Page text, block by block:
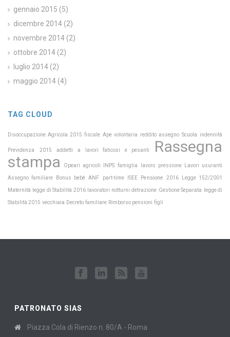
gennaio 2015 (5)
dicembre 2014 (2)
novembre 2014 (2)
ottobre 2014 (2)
luglio 2014 (2)
maggio 2014 (4)
TAG CLOUD
Disoccupazione Agricola 2015 fiscale Ape volontaria reddito assegno Scuola indennità
Previdenza 2015 addetti a lavori faticosi e pesanti
Rassegna
stampa
Opeari agricoli INPS famiglia lavoro pressione Lavori usuranti
Assegno familiare Bonus bebè ANF part-time ISEE Pensione 2016 Legge 152/2001
Maternità legge di Stabilità 2016 lavoratori notturni detrazione Gestione Separata legge di
Stabilità 2015 vecchiaia Decreto familiare Rimborso pensioni figli
PATRONATO SIAS
Piazza Cola di Rienzo n. 80/A - Roma